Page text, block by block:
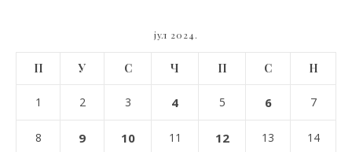
јул 2024.
П У С Ч П С Н
1 2 3 4 5 6 7
8 9 10 11 12 13 14